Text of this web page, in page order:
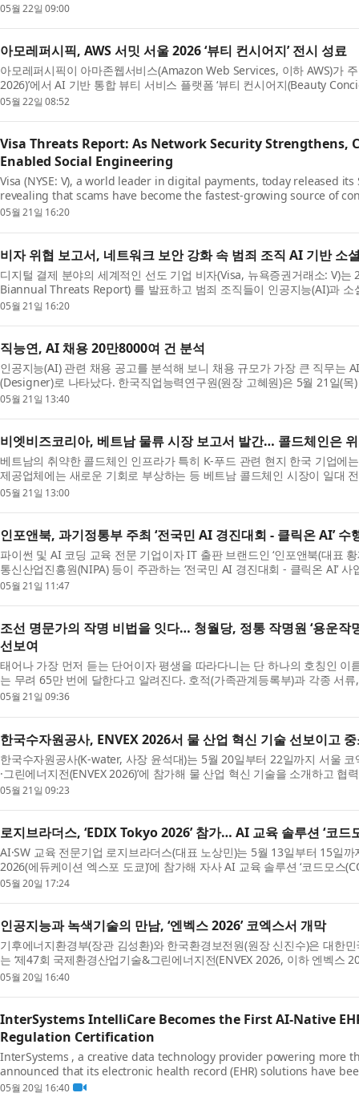
05월 22일 09:00
아모레퍼시픽, AWS 서밋 서울 2026 ‘뷰티 컨시어지’ 전시 성료
아모레퍼시픽이 아마존웹서비스(Amazon Web Services, 이하 AWS)가
2026)’에서 AI 기반 통합 뷰티 서비스 플랫폼 ‘뷰티 컨시어지(Beauty
05월 22일 08:52
Visa Threats Report: As Network Security Strengthens,
Enabled Social Engineering
Visa (NYSE: V), a world leader in digital payments, today released
revealing that scams have become the fastest-growing source of
05월 21일 16:20
비자 위협 보고서, 네트워크 보안 강화 속 범죄 조직 AI 기반 소
디지털 결제 분야의 세계적인 선도 기업 비자(Visa, 뉴욕증권거래소: V)
Biannual Threats Report) 를 발표하고 범죄 조직들이 인공지능(AI)과 소
05월 21일 16:20
직능연, AI 채용 20만8000여 건 분석
인공지능(AI) 관련 채용 공고를 분석해 보니 채용 규모가 가장 큰 직무는
(Designer)로 나타났다. 한국직업능력연구원(원장 고혜원)은 5월 21일(목
05월 21일 13:40
비엣비즈코리아, 베트남 물류 시장 보고서 발간… 콜드체인은
베트남의 취약한 콜드체인 인프라가 특히 K-푸드 관련 현지 한국 기업에
제공업체에는 새로운 기회로 부상하는 등 베트남 콜드체인 시장이 일대
05월 21일 13:00
인포앤북, 과기정통부 주최 ‘전국민 AI 경진대회 - 클릭온 AI’
파이썬 및 AI 코딩 교육 전문 기업이자 IT 출판 브랜드인 ‘인포앤북(대표
통신산업진흥원(NIPA) 등이 주관하는 ‘전국민 AI 경진대회 - 클릭온 AI’
05월 21일 11:47
조선 명문가의 작명 비법을 잇다… 청월당, 정통 작명원 ‘용운작
선보여
태어나 가장 먼저 듣는 단어이자 평생을 따라다니는 단 하나의 호칭인
는 무려 65만 번에 달한다고 알려진다. 호적(가족관계등록부)과 각종 서
05월 21일 09:36
한국수자원공사, ENVEX 2026서 물 산업 혁신 기술 선보이고
한국수자원공사(K-water, 사장 윤석대)는 5월 20일부터 22일까지 서울
·그린에너지전(ENVEX 2026)’에 참가해 물 산업 혁신 기술을 소개하고 협
05월 21일 09:23
로지브라더스, ‘EDIX Tokyo 2026’ 참가… AI 교육 솔루션 ‘코드
AI·SW 교육 전문기업 로지브라더스(대표 노상민)는 5월 13일부터 15일
2026(에듀케이션 엑스포 도쿄)’에 참가해 자사 AI 교육 솔루션 ‘코드모스
05월 20일 17:24
인공지능과 녹색기술의 만남, ‘엔벡스 2026’ 코엑스서 개막
기후에너지환경부(장관 김성환)와 한국환경보전원(원장 신진수)은 대한
는 ‘제47회 국제환경산업기술&그린에너지전(ENVEX 2026, 이하 엔벡스
05월 20일 16:40
InterSystems IntelliCare Becomes the First AI-Native
Regulation Certification
InterSystems , a creative data technology provider powering more
announced that its electronic health record (EHR) solutions have
05월 20일 16:40